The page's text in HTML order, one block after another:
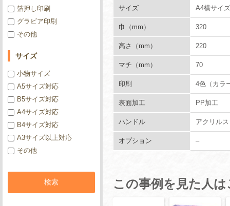
サイズ A4横サイズ
巾（mm） 320
高さ（mm） 220
マチ（mm） 70
印刷 4色（カラ
表面加工 PP加工
ハンドル アクリル
オプション –
この事例を見た人
箔押し印刷
グラビア印刷
その他
サイズ
小物サイズ
A5サイズ対応
B5サイズ対応
A4サイズ対応
B4サイズ対応
A3サイズ以上対応
その他